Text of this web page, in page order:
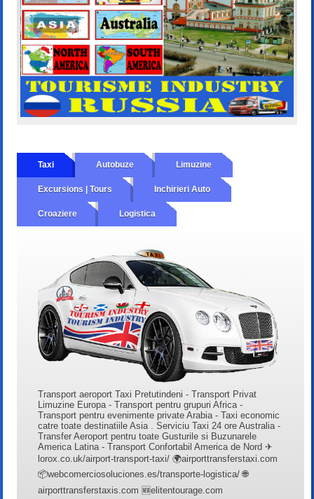
Taxi Autobuze Limuzine
Excursions | Tours Inchirieri Auto
Croaziere Logistica
Transport aeroport Taxi Pretutindeni - Transport Privat
Limuzine Europa - Transport pentru grupuri Africa -
Transport pentru evenimente private Arabia - Taxi economic
catre toate destinatiile Asia . Serviciu Taxi 24 ore Australia -
Transfer Aeroport pentru toate Gusturile si Buzunarele
America Latina - Transport Confortabil America de Nord ✈
lorox.co.uk/airport-transport-taxi/ 🌍airporttransferstaxi.com
📦webcomerciosoluciones.es/transporte-logistica/ 🌐
airporttransferstaxis.com 🆕elitentourage.com